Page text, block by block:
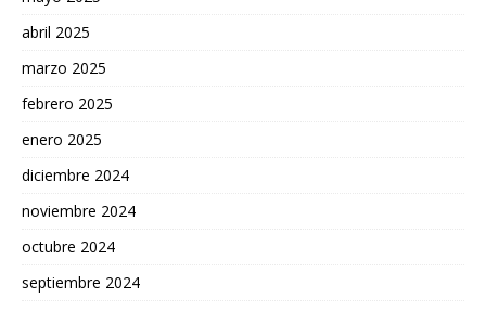
abril 2025
marzo 2025
febrero 2025
enero 2025
diciembre 2024
noviembre 2024
octubre 2024
septiembre 2024